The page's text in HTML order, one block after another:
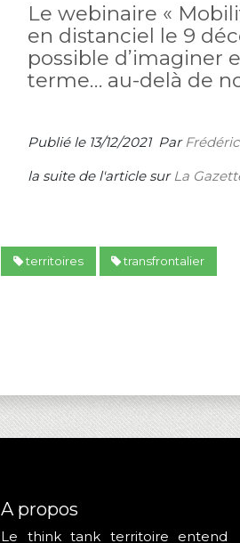
Le webinaire «
en distanciel le 9
possible d’imaginer
terme… au-delà de
Publié le 13/12/2021 Par
la suite de l'article surLa
territoires transfrontalier
A propos
Le think tank territoire entend